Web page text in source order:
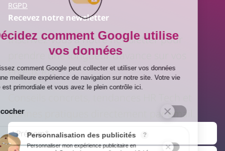
RGPD
Recevez notre newsletter
Inscrivez-vous à notre newsletter pour
prendre une longueur d’avance sur vos
enjeux RH.
bonnes pratiques directement par email.